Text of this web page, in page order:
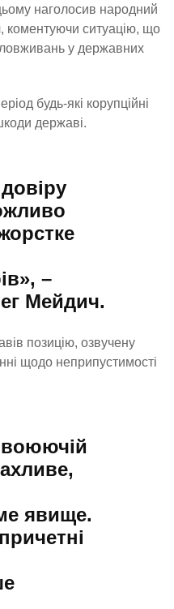
наголосив народний
коментуючи ситуацію, що
у державних
будь-які корупційні
державі.
–
Мейдич.
позицію, озвучену
щодо неприпустимості
воюючій
явище.